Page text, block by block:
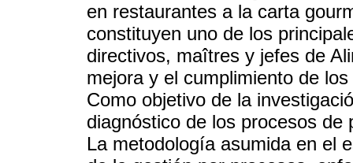
en restaurantes a la carta
constituyen uno de los
directivos, maîtres y jefes de
mejora y el cumplimiento de
Como objetivo de la
diagnóstico de los procesos
La metodología asumida en el